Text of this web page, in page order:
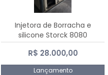
Injetora de Borracha e
silicone Storck 8080
R$ 28.000,00
Lançamento